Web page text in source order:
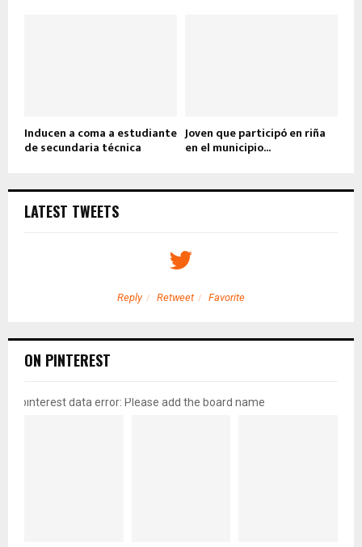
Inducen a coma a estudiante
de secundaria técnica
Joven que participó en riña
en el municipio...
LATEST TWEETS
Reply Retweet Favorite
ON PINTEREST
pinterest data error: Please add the board name